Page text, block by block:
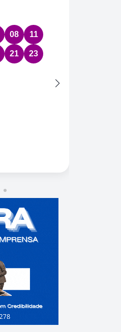
08 11
21 23